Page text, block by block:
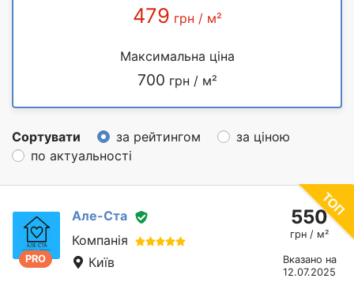
479 грн / м²
Максимальна ціна
700 грн / м²
Сортувати за рейтингом
за ціною
по актуальності
PRO
Але-Ста
Компанія
Київ
550
грн / м²
Вказано на
12.07.2025